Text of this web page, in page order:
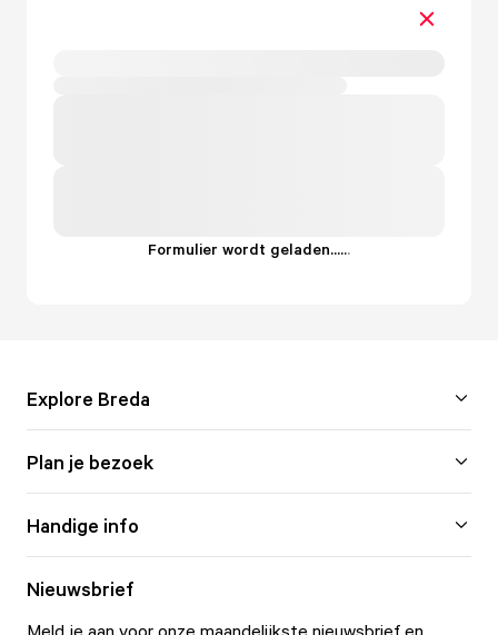
Formulier wordt geladen......
Explore Breda
Plan je bezoek
Handige info
Nieuwsbrief
Meld je aan voor onze maandelijkste nieuwsbrief en